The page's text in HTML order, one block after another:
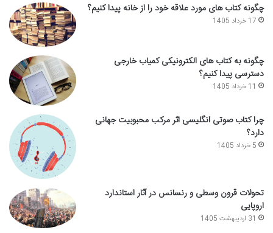
چگونه کتاب های مورد علاقه خود را از خانه پیدا کنیم؟
17 خرداد 1405
چگونه به کتاب های الکترونیکی کمیاب خارجی
دسترسی پیدا کنیم؟
11 خرداد 1405
چرا کتاب صوتی انگلیسی اثر مرکب محبوبیت جهانی
دارد؟
5 خرداد 1405
تحولات قرون وسطی و رنسانس در آثار استاندارد
اروپایی
31 اردیبهشت 1405